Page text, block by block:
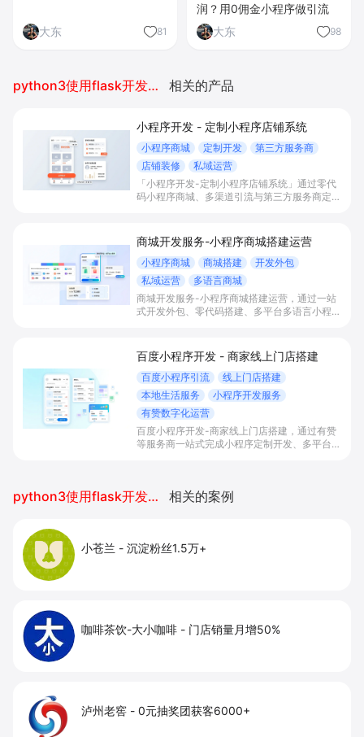
大东 81
润？用0佣金小程序做引流
大东
98
python3使用flask开发小程序 相关的产品
小程序开发 - 定制小程序店铺系统
小程序商城 定制开发
第三方服务商
店铺装修
私域运营
「小程序开发-定制小程序店铺系统」通过零代
码小程序商城、多渠道引流与第三方服务商定制
私域运营场景，提升获客与复购，实现线上生意
增长。
商城开发服务-小程序商城搭建运营
小程序商城 商城搭建
开发外包
私域运营
多语言商城
商城开发服务-小程序商城搭建运营，通过一站
式开发外包、零代码搭建、多平台多语言小程序
实现低成本获客、提升复购与业绩增长。
百度小程序开发 - 商家线上门店搭建
百度小程序引流
线上门店搭建
本地生活服务
小程序开发服务
有赞数字化运营
百度小程序开发-商家线上门店搭建，通过有赞
等服务商一站式完成小程序定制开发、多平台联
python3使用flask开发小程序 相关的案例
小苍兰 - 沉淀粉丝1.5万+
咖啡茶饮-大小咖啡 - 门店销量月增50%
泸州老窖 - 0元抽奖团获客6000+